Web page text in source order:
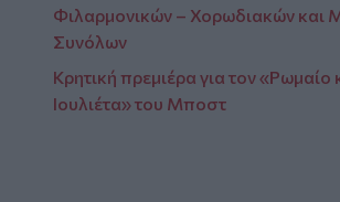
Φιλαρμονικών – Χορωδιακών και
Συνόλων
Κρητική πρεμιέρα για τον «Ρωμαίο
Ιουλιέτα» του Μποστ